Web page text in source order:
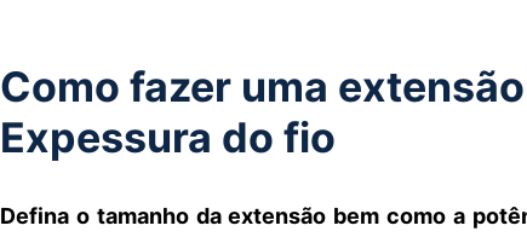
Como fazer uma
Expessura do fio
Defina o tamanho da extensão bem como a